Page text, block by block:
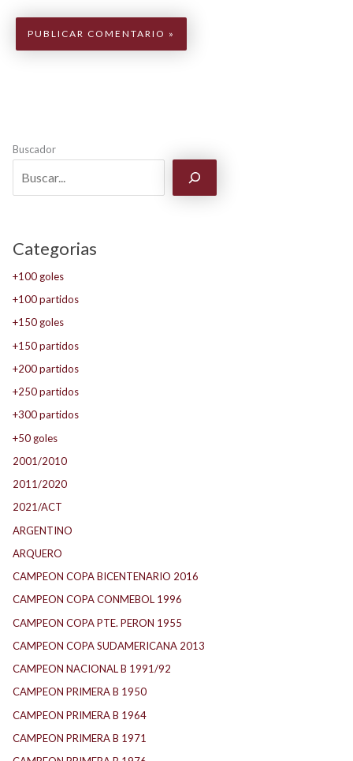
Buscador
Categorias
+100 goles
+100 partidos
+150 goles
+150 partidos
+200 partidos
+250 partidos
+300 partidos
+50 goles
2001/2010
2011/2020
2021/ACT
ARGENTINO
ARQUERO
CAMPEON COPA BICENTENARIO 2016
CAMPEON COPA CONMEBOL 1996
CAMPEON COPA PTE. PERON 1955
CAMPEON COPA SUDAMERICANA 2013
CAMPEON NACIONAL B 1991/92
CAMPEON PRIMERA B 1950
CAMPEON PRIMERA B 1964
CAMPEON PRIMERA B 1971